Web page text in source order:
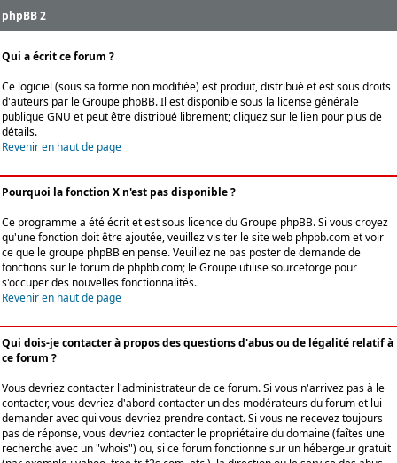
phpBB 2
Qui a écrit ce forum ?
Ce logiciel (sous sa forme non modifiée) est produit, distribué et est sous droits
d'auteurs par leGroupe phpBB. Il est disponible sous la license générale
publique GNU et peut être distribué librement; cliquez sur le lien pour plus de
détails.
Revenir en haut de page
Pourquoi la fonction X n'est pas disponible ?
Ce programme a été écrit et est sous licence du Groupe phpBB. Si vous croyez
qu'une fonction doit être ajoutée, veuillez visiter le site web phpbb.com et voir
ce que le groupe phpBB en pense. Veuillez ne pas poster de demande de
fonctions sur le forum de phpbb.com; le Groupe utilise sourceforge pour
s'occuper des nouvelles fonctionnalités.
Revenir en haut de page
Qui dois-je contacter à propos des questions d'abus ou de légalité relatif à
ce forum ?
Vous devriez contacter l'administrateur de ce forum. Si vous n'arrivez pas à le
contacter, vous devriez d'abord contacter un des modérateurs du forum et lui
demander avec qui vous devriez prendre contact. Si vous ne recevez toujours
pas de réponse, vous devriez contacter le propriétaire du domaine (faîtes une
recherche avec un "whois") ou, si ce forum fonctionne sur un hébergeur gratuit